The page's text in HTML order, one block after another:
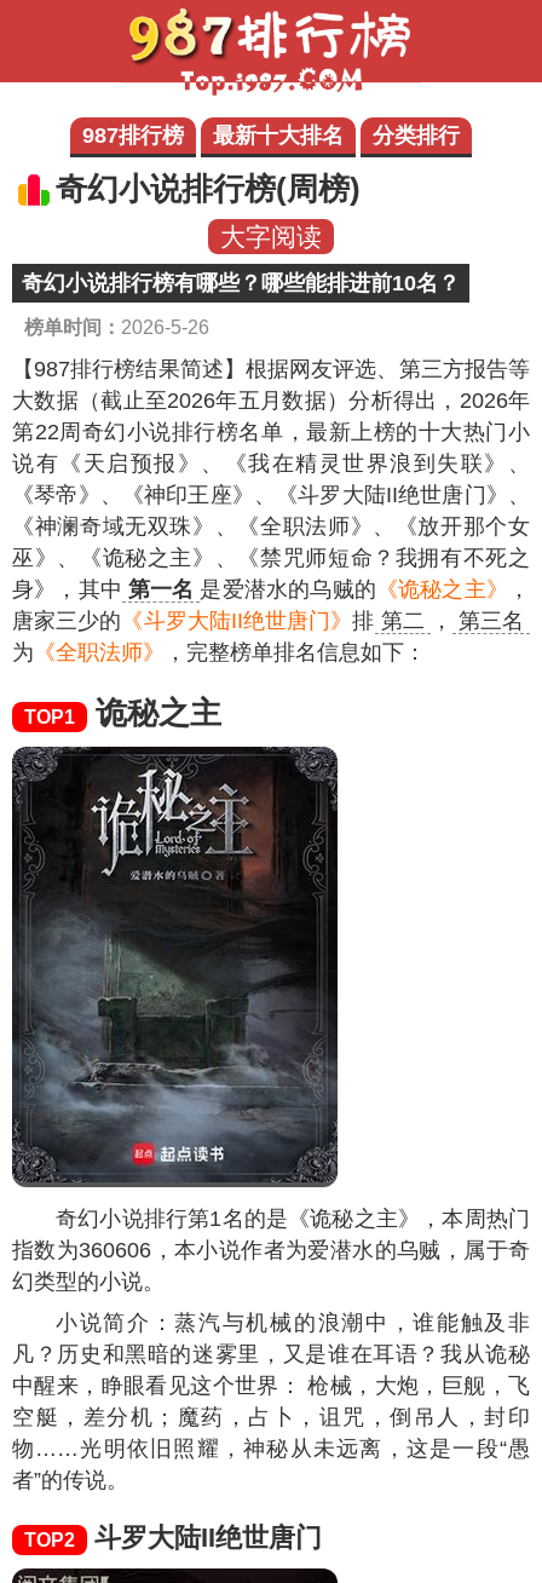
987排行榜 最新十大排名 分类排行
奇幻小说排行榜(周榜)
大字阅读
奇幻小说排行榜有哪些？哪些能排进前10名？
榜单时间： 2026-5-26
【987排行榜结果简述】 根据网友评选、第三方报告等
大数据（截止至2026年五月数据）分析得出，2026年
第22周奇幻小说排行榜名单，最新上榜的十大热门小
说有《天启预报》、《我在精灵世界浪到失联》、
《琴帝》、《神印王座》、《斗罗大陆II绝世唐门》、
《神澜奇域无双珠》、《全职法师》、《放开那个女
巫》、《诡秘之主》、《禁咒师短命？我拥有不死之
身》，其中 第一名 是爱潜水的乌贼的 《诡秘之主》
，
唐家三少的 《斗罗大陆II绝世唐门》排 第二 ，
第三名
为 《全职法师》 ，完整榜单排名信息如下：
TOP1 诡秘之主
奇幻小说排行第1名的是《诡秘之主》，本周热门
指数为360606 ，本小说作者为爱潜水的乌贼，属于奇
幻类型的小说。
小说简介：蒸汽与机械的浪潮中，谁能触及非
凡？历史和黑暗的迷雾里，又是谁在耳语？我从诡秘
中醒来，睁眼看见这个世界： 枪械，大炮，巨舰，飞
空艇，差分机；魔药，占卜，诅咒，倒吊人，封印
物……光明依旧照耀，神秘从未远离，这是一段“愚
者”的传说。
TOP2 斗罗大陆II绝世唐门